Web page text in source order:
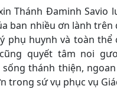
Thánh Đaminh Savio
ban nhiều ơn lành trên
phụ huynh và toàn thể
quyết tâm noi
sống thánh thiện,
trong sứ vụ phục vụ